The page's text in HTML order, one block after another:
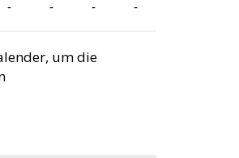
- - - -
um die